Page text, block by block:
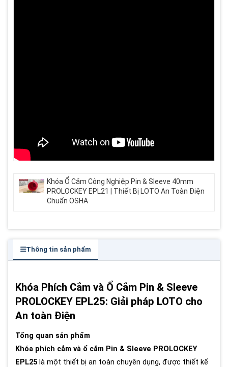
Khóa Ổ Cắm Công Nghiệp Pin & Sleeve 40mm
PROLOCKEY EPL21 | Thiết Bị LOTO An Toàn Điện
Chuẩn OSHA
Thông tin sản phẩm
Khóa Phích Cắm và Ổ Cắm Pin & Sleeve
PROLOCKEY EPL25: Giải pháp LOTO cho
An toàn Điện
Tổng quan sản phẩm
Khóa phích cắm và ổ cắm Pin & Sleeve PROLOCKEY
EPL25 là một thiết bị an toàn chuyên dụng, được thiết kế